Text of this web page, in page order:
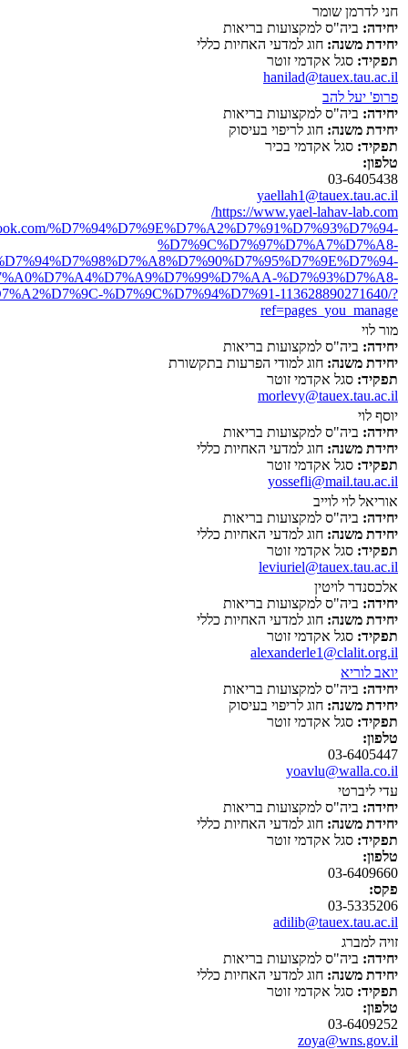
חני לדרמן שומר
יחידה: ביה"ס למקצועות בריאות
יחידת משנה: חוג למדעי האחיות כללי
תפקיד: סגל אקדמי זוטר
hanilad@tauex.tau.ac.il
פרופ' יעל להב
יחידה: ביה"ס למקצועות בריאות
יחידת משנה: חוג לריפוי בעיסוק
תפקיד: סגל אקדמי בכיר
טלפון:
03-6405438
yaellah1@tauex.tau.ac.il
https://www.yael-lahav-lab.com/
%D7%94%D7%9E%D7%A2%D7%91%D7%93%D7%94-
%D7%9C%D7%97%D7%A7%D7%A8-
%D7%93%D7%A8-
%D7%9C%D7%94%D7%91-113628890271640/?
ref=pages_you_manage
מור לוי
יחידה: ביה"ס למקצועות בריאות
יחידת משנה: חוג למודי הפרעות בתקשורת
תפקיד: סגל אקדמי זוטר
morlevy@tauex.tau.ac.il
יוסף לוי
יחידה: ביה"ס למקצועות בריאות
יחידת משנה: חוג למדעי האחיות כללי
תפקיד: סגל אקדמי זוטר
yossefli@mail.tau.ac.il
אוריאל לוי לוייב
יחידה: ביה"ס למקצועות בריאות
יחידת משנה: חוג למדעי האחיות כללי
תפקיד: סגל אקדמי זוטר
leviuriel@tauex.tau.ac.il
אלכסנדר לויטין
יחידה: ביה"ס למקצועות בריאות
יחידת משנה: חוג למדעי האחיות כללי
תפקיד: סגל אקדמי זוטר
alexanderle1@clalit.org.il
יואב לוריא
יחידה: ביה"ס למקצועות בריאות
יחידת משנה: חוג לריפוי בעיסוק
תפקיד: סגל אקדמי זוטר
טלפון:
03-6405447
yoavlu@walla.co.il
עדי ליברטי
יחידה: ביה"ס למקצועות בריאות
יחידת משנה: חוג למדעי האחיות כללי
תפקיד: סגל אקדמי זוטר
טלפון:
03-6409660
פקס:
03-5335206
adilib@tauex.tau.ac.il
זויה למברג
יחידה: ביה"ס למקצועות בריאות
יחידת משנה: חוג למדעי האחיות כללי
תפקיד: סגל אקדמי זוטר
טלפון:
03-6409252
zoya@wns.gov.il